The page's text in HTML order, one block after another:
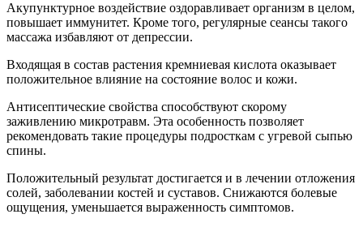
Акупунктурное воздействие оздоравливает организм в целом,
повышает иммунитет. Кроме того, регулярные сеансы такого
массажа избавляют от депрессии.
Входящая в состав растения кремниевая кислота оказывает
положительное влияние на состояние волос и кожи.
Антисептические свойства способствуют скорому
заживлению микротравм. Эта особенность позволяет
рекомендовать такие процедуры подросткам с угревой сыпью
спины.
Положительный результат достигается и в лечении отложения
солей, заболевании костей и суставов. Снижаются болевые
ощущения, уменьшается выраженность симптомов.